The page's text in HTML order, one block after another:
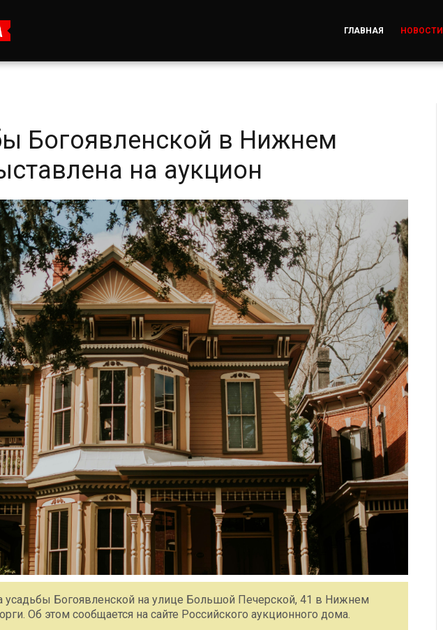
ГЛАВНАЯ НОВОСТИ
Богоявленской в Нижнем
на аукцион
усадьбы Богоявленской на улице Большой Печерской, 41 в Нижнем
Об этом сообщается на сайте Российского аукционного дома.